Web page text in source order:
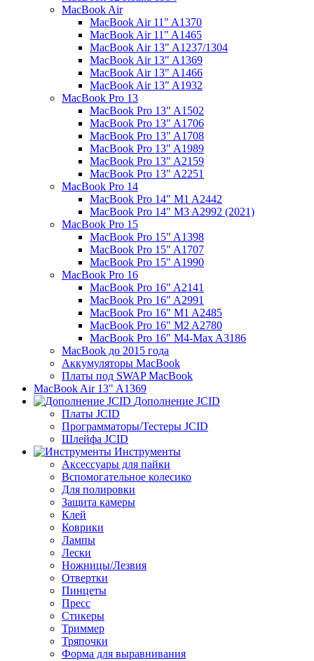
MacBook Air
MacBook Air 11" A1370
MacBook Air 11" A1465
MacBook Air 13" A1237/1304
MacBook Air 13" A1369
MacBook Air 13" A1466
MacBook Air 13" A1932
MacBook Pro 13
MacBook Pro 13" A1502
MacBook Pro 13" A1706
MacBook Pro 13" A1708
MacBook Pro 13" A1989
MacBook Pro 13" A2159
MacBook Pro 13" A2251
MacBook Pro 14
MacBook Pro 14" M1 A2442
MacBook Pro 14" M3 A2992 (2021)
MacBook Pro 15
MacBook Pro 15" A1398
MacBook Pro 15" A1707
MacBook Pro 15" A1990
MacBook Pro 16
MacBook Pro 16" A2141
MacBook Pro 16" A2991
MacBook Pro 16" M1 A2485
MacBook Pro 16" M2 A2780
MacBook Pro 16" M4-Max A3186
MacBook до 2015 года
Аккумуляторы MacBook
Платы под SWAP MacBook
MacBook Air 13" A1369
Дополнение JCID
Платы JCID
Программаторы/Тестеры JCID
Шлейфа JCID
Инструменты
Аксессуары для пайки
Вспомогательное колесико
Для полировки
Защита камеры
Клей
Коврики
Лампы
Лески
Ножницы/Лезвия
Отвертки
Пинцеты
Пресс
Стикеры
Триммер
Тряпочки
Форма для выравнивания